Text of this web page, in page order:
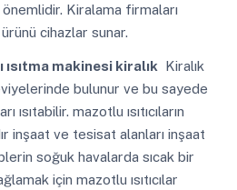
önemlidir. Kiralama firmaları
cihazlar sunar.
ısıtma makinesi kiralık Kiralık
bulunur ve bu sayede
ısıtabilir. mazotlu ısıtıcıların
inşaat ve tesisat alanları inşaat
soğuk havalarda sıcak bir
için mazotlu ısıtıcılar